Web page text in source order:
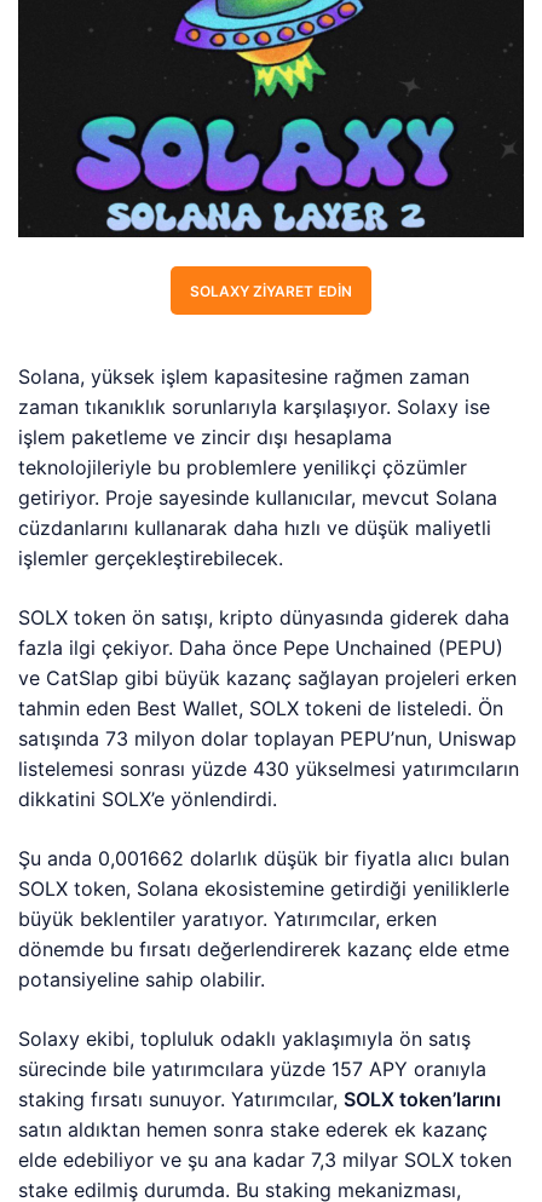
SOLAXY ZIYARET EDIN
Solana, yüksek işlem kapasitesine rağmen zaman
zaman tıkanıklık sorunlarıyla karşılaşıyor. Solaxy ise
işlem paketleme ve zincir dışı hesaplama
teknolojileriyle bu problemlere yenilikçi çözümler
getiriyor. Proje sayesinde kullanıcılar, mevcut Solana
cüzdanlarını kullanarak daha hızlı ve düşük maliyetli
işlemler gerçekleştirebilecek.
SOLX token ön satışı, kripto dünyasında giderek daha
fazla ilgi çekiyor. Daha önce Pepe Unchained (PEPU)
ve CatSlap gibi büyük kazanç sağlayan projeleri erken
tahmin eden Best Wallet, SOLX tokeni de listeledi. Ön
satışında 73 milyon dolar toplayan PEPU’nun, Uniswap
listelemesi sonrası yüzde 430 yükselmesi yatırımcıların
dikkatini SOLX’e yönlendirdi.
Şu anda 0,001662 dolarlık düşük bir fiyatla alıcı bulan
SOLX token, Solana ekosistemine getirdiği yeniliklerle
büyük beklentiler yaratıyor. Yatırımcılar, erken
dönemde bu fırsatı değerlendirerek kazanç elde etme
potansiyeline sahip olabilir.
Solaxy ekibi, topluluk odaklı yaklaşımıyla ön satış
sürecinde bile yatırımcılara yüzde 157 APY oranıyla
staking fırsatı sunuyor. Yatırımcılar,SOLX token’larını
satın aldıktan hemen sonra stake ederek ek kazanç
elde edebiliyor ve şu ana kadar 7,3 milyar SOLX token
stake edilmiş durumda. Bu staking mekanizması,